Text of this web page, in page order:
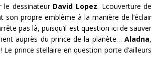
le dessinateur David Lopez. Lcouverture de
son propre emblème à la manière de l’éclair
pas là, puisqu’il est question ici de sauver
auprès du prince de la planète…Aladna,
prince stellaire en question porte d’ailleurs